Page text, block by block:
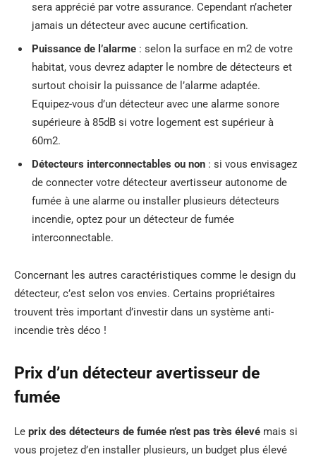
sera apprécié par votre assurance. Cependant n’acheter
jamais un détecteur avec aucune certification.
Puissance de l’alarme : selon la surface en m2 de votre
habitat, vous devrez adapter le nombre de détecteurs et
surtout choisir la puissance de l’alarme adaptée.
Equipez-vous d’un détecteur avec une alarme sonore
supérieure à 85dB si votre logement est supérieur à
60m2.
Détecteurs interconnectables ou non : si vous envisagez
de connecter votre détecteur avertisseur autonome de
fumée à une alarme ou installer plusieurs détecteurs
incendie, optez pour un détecteur de fumée
interconnectable.
Concernant les autres caractéristiques comme le design du
détecteur, c’est selon vos envies. Certains propriétaires
trouvent très important d’investir dans un système anti-
incendie très déco !
Prix d’un détecteur avertisseur de
fumée
Le prix des détecteurs de fumée n’est pas très élevé mais si
vous projetez d’en installer plusieurs, un budget plus élevé